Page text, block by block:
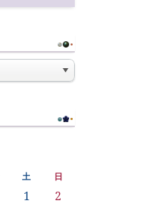
土 日
1
2